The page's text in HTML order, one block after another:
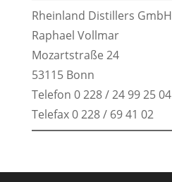
Rheinland Distillers GmbH
Raphael Vollmar
Mozartstraße 24
53115 Bonn
Telefon 0 228 / 24 99 25 04
Telefax 0 228 / 69 41 02